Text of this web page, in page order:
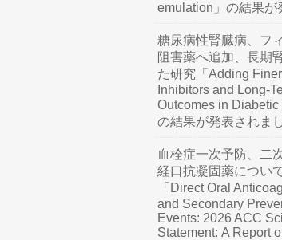
emulation」の結果が
糖尿病性腎臓病、フ
阻害薬へ追加、長期
た研究「Adding
Inhibitors and Long-
Outcomes in Diabetic
の結果が発表されま
血栓症一次予防、二
経口抗凝固薬につい
「Direct Oral
and Secondary
Events: 2026 ACC
Statement: A Report